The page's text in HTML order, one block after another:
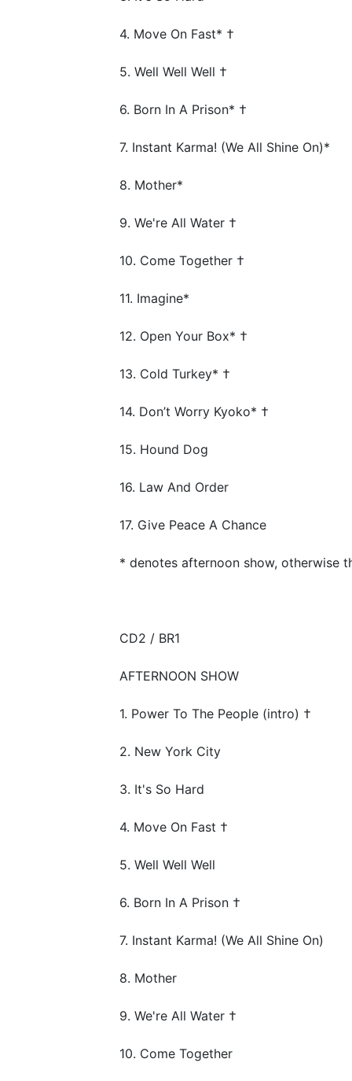
4. Move On Fast* †
5. Well Well Well †
6. Born In A Prison* †
7. Instant Karma! (We All Shine On)*
8. Mother*
9. We're All Water †
10. Come Together †
11. Imagine*
12. Open Your Box* †
13. Cold Turkey* †
14. Don’t Worry Kyoko* †
15. Hound Dog
16. Law And Order
17. Give Peace A Chance
* denotes afternoon show, otherwise
CD2 / BR1
AFTERNOON SHOW
1. Power To The People (intro) †
2. New York City
3. It's So Hard
4. Move On Fast †
5. Well Well Well
6. Born In A Prison †
7. Instant Karma! (We All Shine On)
8. Mother
9. We're All Water †
10. Come Together